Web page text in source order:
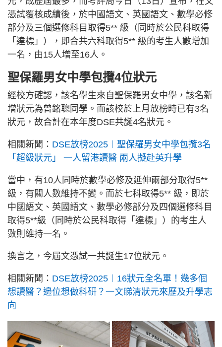
憑試覆核成績後，於中國語文、英國語文、數學必修
部分及三個選修科目取得5** 級（同時於公民科取得
「達標」），即合共六科取得5** 級的考生人數增加
一名，由15人增至16人。
聖保羅男女中學包攬4位狀元
經校方確認，該名學生來自聖保羅男女中學，該名新
增狀元為曾銘聰同學。而該校於上月放榜時已有3名
狀元，故合計在本年度DSE共誕4名狀元。
相關新聞： DSE放榜2025︱聖保羅男女中學包攬3名
「超級狀元」 一人留港讀醫 兩人擬赴英升學
當中，有10人同時於數學必修及延伸兩部分取得5**
級，有關人數維持不變。而於七科取得5** 級，即於
中國語文、英國語文、數學必修部分及四個選修科目
取得5**級（同時於公民科取得「達標」）的考生人
數則維持一名。
換言之，今屆文憑試一共誕生17位狀元。
相關新聞： DSE放榜2025︱16狀元全名單！幾多個
想讀醫？邊位想做科研？一文睇清狀元來歷及升學志
向